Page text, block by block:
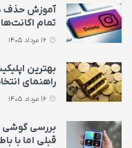
آموزش حذف
تمام
بهترین
راهنمای
قبلی اما با